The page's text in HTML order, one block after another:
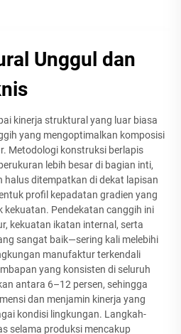
Unggul dan
kinerja struktural yang luar biasa
yang mengoptimalkan komposisi
Metodologi konstruksi berlapis
lebih besar di bagian inti,
halus ditempatkan di dekat lapisan
profil kepadatan gradien yang
Pendekatan canggih ini
kekuatan ikatan internal, serta
sangat baik—sering kali melebihi
manufaktur terkendali
yang konsisten di seluruh
antara 6–12 persen, sehingga
dan menjamin kinerja yang
kondisi lingkungan. Langkah-
selama produksi mencakup